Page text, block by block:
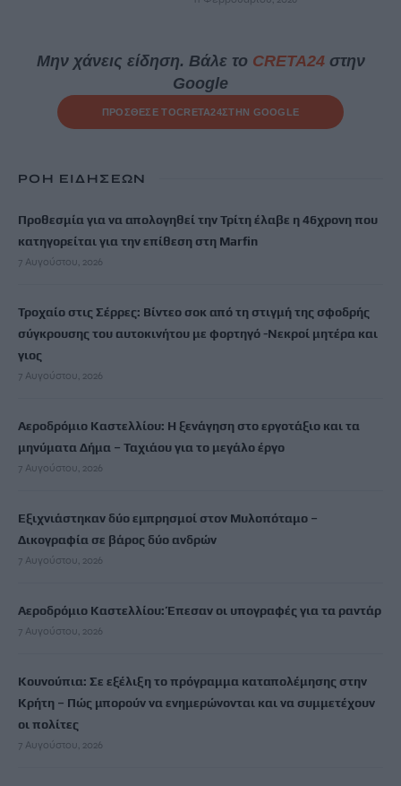
Μην χάνεις είδηση. Βάλε το CRETA24στην
Google
ΠΡΟΣΘΕΣΕ ΤΟCRETA24ΣΤΗΝ GOOGLE
ΡΟΗ ΕΙΔΗΣΕΩΝ
Προθεσμία για να απολογηθεί την Τρίτη έλαβε η 46χρονη που
κατηγορείται για την επίθεση στη Marfin
7 Αυγούστου, 2026
Τροχαίο στις Σέρρες: Βίντεο σοκ από τη στιγμή της σφοδρής
σύγκρουσης του αυτοκινήτου με φορτηγό -Νεκροί μητέρα και
γιος
7 Αυγούστου, 2026
Αεροδρόμιο Καστελλίου: Η ξενάγηση στο εργοτάξιο και τα
μηνύματα Δήμα – Ταχιάου για το μεγάλο έργο
7 Αυγούστου, 2026
Εξιχνιάστηκαν δύο εμπρησμοί στον Μυλοπόταμο –
Δικογραφία σε βάρος δύο ανδρών
7 Αυγούστου, 2026
Αεροδρόμιο Καστελλίου: Έπεσαν οι υπογραφές για τα ραντάρ
7 Αυγούστου, 2026
Κουνούπια: Σε εξέλιξη το πρόγραμμα καταπολέμησης στην
Κρήτη – Πώς μπορούν να ενημερώνονται και να συμμετέχουν
οι πολίτες
7 Αυγούστου, 2026